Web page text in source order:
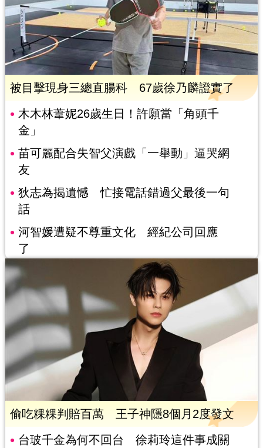
被目擊現身三總直腸科 67歲徐乃麟證實了
木木林葦妮26歲生日！許願當「角頭千
金」
苗可麗配合失智父演戲「一舉動」逼哭網
友
狄志為揭遺憾 忙接電話錯過父最後一句
話
河智媛遭疑不尊重文化 經紀公司回應
了
偷吃粿粿判賠百萬 王子神隱8個月2度發文
台玻千金為何不回台 徐莉玲這件事成關